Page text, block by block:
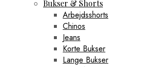
Bukser & Shorts
Arbejdsshorts
Chinos
Jeans
Korte Bukser
Lange Bukser